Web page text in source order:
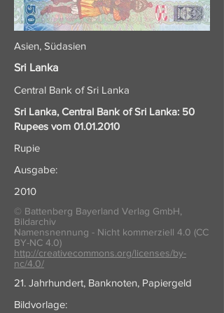
Asien, Südasien
Sri Lanka
Central Bank of Sri Lanka
Sri Lanka, Central Bank of Sri Lanka: 50
Rupees vom 01.01.2010
Rupie
Ausgabe:
2010
© Battenberg Bayerland Verlag GmbH,
Bildarchiv
Namensnennung - Nicht kommerziell 4.0 (CC
BY-NC 4.0)
http://creativecommons.org/licenses/by-
nc/4.0/
21. Jahrhundert, Banknoten, Papiergeld
Bildvorlage: